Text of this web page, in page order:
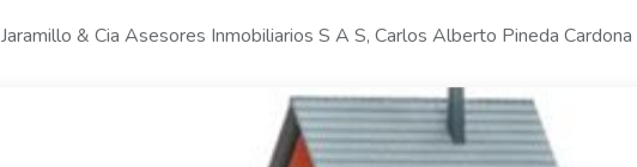
Jaramillo & Cia Asesores Inmobiliarios S A S, Carlos Alberto Pineda Cardona